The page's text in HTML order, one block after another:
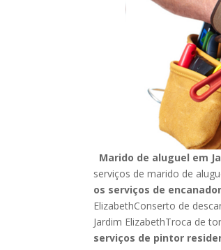
Marido de aluguel em
serviços de marido de
os serviços de encanador
ElizabethConserto de
Jardim ElizabethTroca de
serviços de pintor